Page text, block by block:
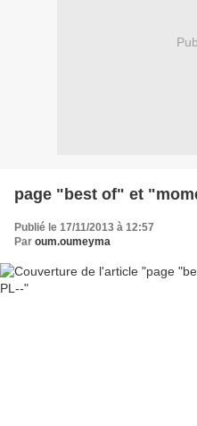
page "best of" et
Publié le 17/11/2013 à 12:57
Par oum.oumeyma